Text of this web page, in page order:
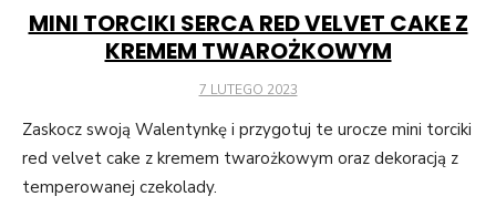
MINI TORCIKI SERCA RED VELVET CAKE Z
KREMEM TWAROŻKOWYM
POSTED
7 LUTEGO 2023
Zaskocz swoją Walentynkę i przygotuj te urocze mini torciki
red velvet cake z kremem twarożkowym oraz dekoracją z
temperowanej czekolady.
Marketing
Udostępniając
swoje
zainteresowania i
podczas
odwiedzania naszej